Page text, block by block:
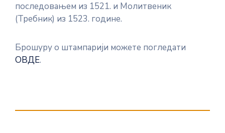
последовањем из 1521. и Молитвеник
(Требник) из 1523. године.
Брошуру о штампарији можете погледати
ОВДЕ.